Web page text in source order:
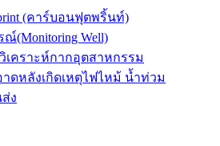
(คาร์บอนฟุตพริ้นท์)
(Monitoring Well)
เคราะห์กากอุตสาหกรรม
ดหลังเกิดเหตุไฟไหม้ น้ำท่วม
ง